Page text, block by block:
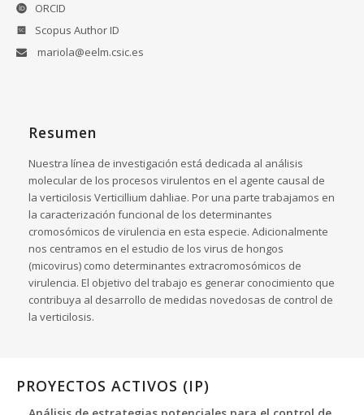
ORCID
Scopus Author ID
mariola@eelm.csic.es
Resumen
Nuestra línea de investigación está dedicada al análisis
molecular de los procesos virulentos en el agente causal de
la verticilosis Verticillium dahliae. Por una parte trabajamos en
la caracterización funcional de los determinantes
cromosómicos de virulencia en esta especie. Adicionalmente
nos centramos en el estudio de los virus de hongos
(micovirus) como determinantes extracromosómicos de
virulencia. El objetivo del trabajo es generar conocimiento que
contribuya al desarrollo de medidas novedosas de control de
la verticilosis.
PROYECTOS ACTIVOS (IP)